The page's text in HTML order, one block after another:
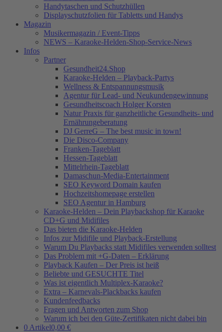
Handytaschen und Schutzhüllen
Displayschutzfolien für Tabletts und Handys
Magazin
Musikermagazin / Event-Tipps
NEWS – Karaoke-Helden-Shop-Service-News
Infos
Partner
Gesundheit24.Shop
Karaoke-Helden – Playback-Partys
Wellness & Entspannungsmusik
Agentur für Lead- und Neukundengewinnung
Gesundheitscoach Holger Korsten
Natur Praxis für ganzheitliche Gesundheits- und
Ernährungeberatung
DJ GerreG – The best music in town!
Die Disco-Company
Franken-Tageblatt
Hessen-Tageblatt
Mittelrhein-Tageblatt
Damaschun-Media-Entertainment
SEO Keyword Domain kaufen
Hochzeitshomepage erstellen
SEO Agentur in Hamburg
Karaoke-Helden – Dein Playbackshop für Karaoke
CD+G und Midifiles
Das bieten die Karaoke-Helden
Infos zur Midifile und Playback-Erstellung
Warum Du Playbacks statt Midifiles verwenden solltest
Das Problem mit +G-Daten – Erklärung
Playback Kaufen – Der Preis ist heiß
Beliebte und GESUCHTE Titel
Was ist eigentlich Multiplex-Karaoke?
Extra – Karnevals-Plackbacks kaufen
Kundenfeedbacks
Fragen und Antworten zum Shop
Warum ich bei den Güte-Zertifikaten nicht dabei bin
0 Artikel0,00 €